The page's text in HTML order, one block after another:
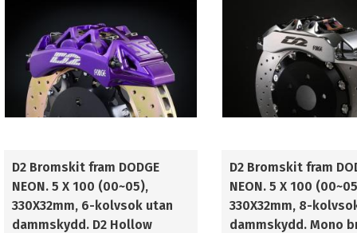
D2 Bromskit fram DODGE
NEON. 5 X 100 (00~05),
330X32mm, 6-kolvsok utan
dammskydd. D2 Hollow
D2 Bromskit fram
NEON. 5 X 100
330X32mm, 8-
dammskydd. Mono